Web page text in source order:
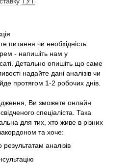
питання чи необхідність
- напишіть нам у
Детально опишіть що саме
надайте дані аналізів чи
протягом 1-2 робочих днів.
Ви зможете онлайн
спеціаліста. Така
для тих, хто живе в різних
та хоче:
аналізів